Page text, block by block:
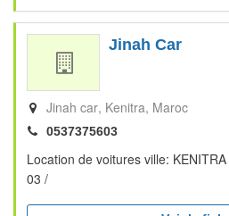
Jinah Car
Jinah car Kenitra Maroc
0537375603
Location de voitures ville:
03 /